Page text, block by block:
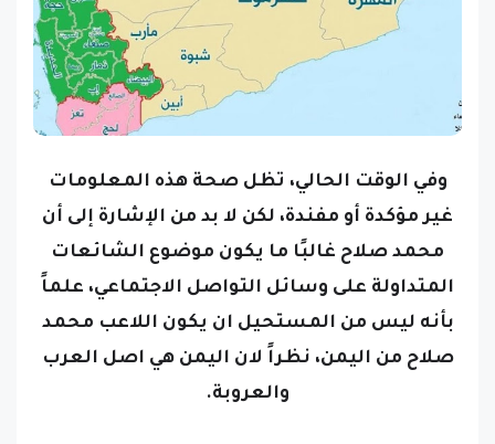
وفي الوقت الحالي، تظل صحة هذه المعلومات
غير مؤكدة أو مفندة، لكن لا بد من الإشارة إلى أن
محمد صلاح غالبًا ما يكون موضوع الشائعات
المتداولة على وسائل التواصل الاجتماعي، علماً
بأنه ليس من المستحيل ان يكون اللاعب محمد
صلاح من اليمن، نظراً لان اليمن هي اصل العرب
والعروبة.